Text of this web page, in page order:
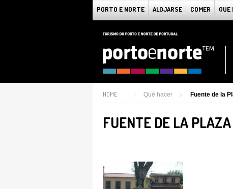
PORTO E NORTE ALOJARSE COMER QUE
HOME Qué hacer Fuente de la
FUENTE DE LA